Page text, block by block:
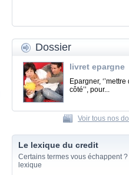
Dossier
livret epargne
Epargner,
côté’’, pour...
Voir tous nos
Le lexique du credit
Certains termes vous échappent
lexique